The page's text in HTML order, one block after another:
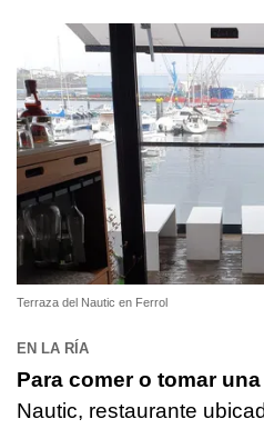
Terraza del Nautic en Ferrol
EN LA RÍA
Para comer o tomar
Nautic, restaurante